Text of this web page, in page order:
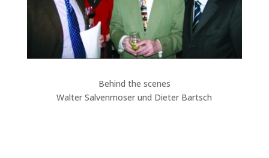
Behind the scenes
Walter Salvenmoser und Dieter Bartsch